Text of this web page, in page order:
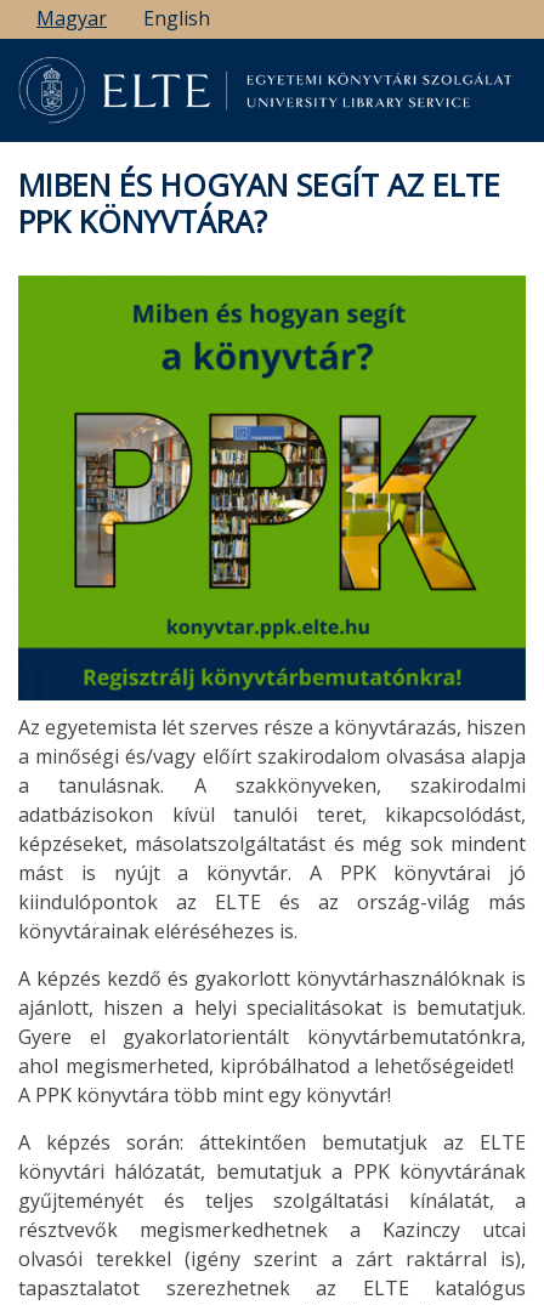
Ugrás
a
tartalomra
Magyar English
MIBEN ÉS HOGYAN SEGÍT AZ ELTE
PPK KÖNYVTÁRA?
Az egyetemista lét szerves része a könyvtárazás, hiszen
a minőségi és/vagy előírt szakirodalom olvasása alapja
a tanulásnak. A szakkönyveken, szakirodalmi
adatbázisokon kívül tanulói teret, kikapcsolódást,
képzéseket, másolatszolgáltatást és még sok mindent
mást is nyújt a könyvtár. A PPK könyvtárai jó
kiindulópontok az ELTE és az ország-világ más
könyvtárainak eléréséhezes is.
A képzés kezdő és gyakorlott könyvtárhasználóknak is
ajánlott, hiszen a helyi specialitásokat is bemutatjuk.
Gyere el gyakorlatorientált könyvtárbemutatónkra,
ahol megismerheted, kipróbálhatod a lehetőségeidet!
A PPK könyvtára több mint egy könyvtár!
A képzés során: áttekintően bemutatjuk az ELTE
könyvtári hálózatát, bemutatjuk a PPK könyvtárának
gyűjteményét és teljes szolgáltatási kínálatát, a
résztvevők megismerkedhetnek a Kazinczy utcai
olvasói terekkel (igény szerint a zárt raktárral is),
tapasztalatot szerezhetnek az ELTE katalógus